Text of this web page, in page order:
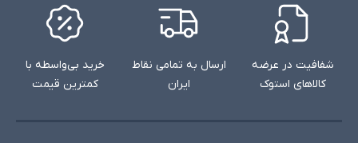
شفافیت در عرضه
کالاهای استوک
ارسال به تمامی نقاط
ایران
خرید بی‌واسطه با
کمترین قیمت